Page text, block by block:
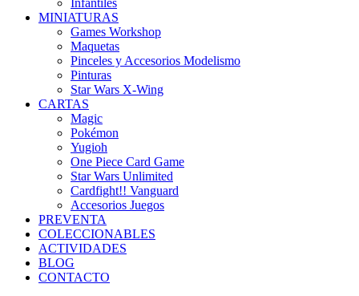
MINIATURAS
Games Workshop
Maquetas
Pinceles y Accesorios Modelismo
Pinturas
Star Wars X-Wing
CARTAS
Magic
Pokémon
Yugioh
One Piece Card Game
Star Wars Unlimited
Cardfight!! Vanguard
Accesorios Juegos
PREVENTA
COLECCIONABLES
ACTIVIDADES
BLOG
CONTACTO